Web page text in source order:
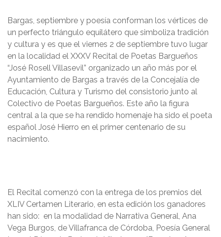
Bargas, septiembre y poesía conforman los vértices de
un perfecto triángulo equilátero que simboliza tradición
y cultura y es que el viernes 2 de septiembre tuvo lugar
en la localidad el XXXV Recital de Poetas Bargueños
“José Rosell Villasevil” organizado un año más por el
Ayuntamiento de Bargas a través de la Concejalía de
Educación, Cultura y Turismo del consistorio junto al
Colectivo de Poetas Bargueños. Este año la figura
central a la que se ha rendido homenaje ha sido el poeta
español José Hierro en el primer centenario de su
nacimiento.
El Recital comenzó con la entrega de los premios del
XLIV Certamen Literario, en esta edición los ganadores
han sido: en la modalidad de Narrativa General, Ana
Vega Burgos, de Villafranca de Córdoba, Poesía General